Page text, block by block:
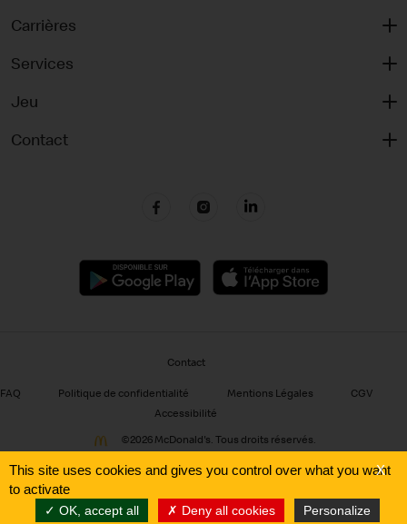
Carrières
Services
Jeu
Contact
Contact
FAQ Politique de confidentialité Mentions Légales
CGV
Accessibilité
©2026 McDonald's. Tous droits réservés.
Pour votre santé, mangez au moins cinq fruits et légumes par jour.
www.mangerbouger.fr
X
This site uses cookies and gives you control over what you want
to activate
OK, accept all Deny all cookies Personalize